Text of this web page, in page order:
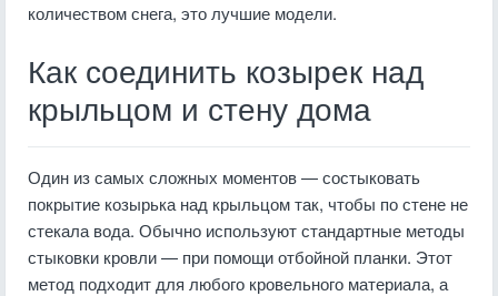
количеством снега, это лучшие модели.
Как соединить козырек над
крыльцом и стену дома
Один из самых сложных моментов — состыковать
покрытие козырька над крыльцом так, чтобы по стене не
стекала вода. Обычно используют стандартные методы
стыковки кровли — при помощи отбойной планки. Этот
метод подходит для любого кровельного материала, а